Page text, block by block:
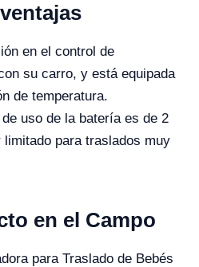
en el control de
su carro, y está equipada
de temperatura.
uso de la batería es de 2
para traslados muy
en el Campo
para Traslado de Bebés